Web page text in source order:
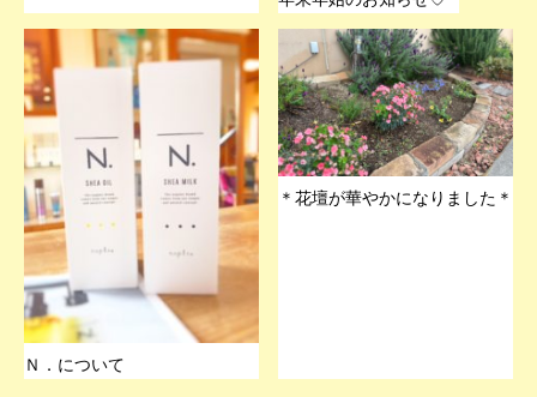
Ｎ．について
＊花壇が華やかになりました＊